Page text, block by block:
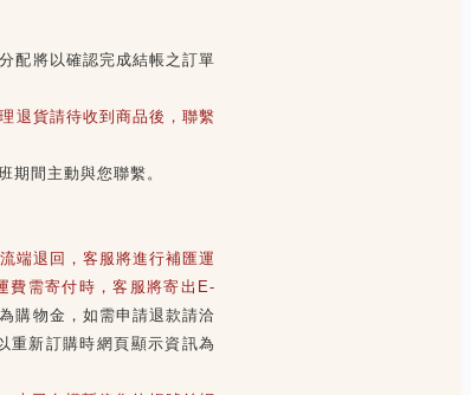
配將以確認完成結帳之訂單
退貨請待收到商品後，聯繫
間主動與您聯繫。
端退回，客服將進行補匯運
費需寄付時，客服將寄出E-
購物金，如需申請退款請洽
重新訂購時網頁顯示資訊為